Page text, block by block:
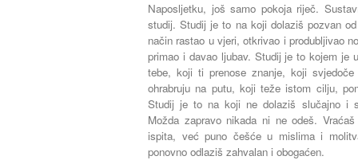
Naposljetku, još samo pokoja riječ.
studij. Studij je to na koji dolaziš pozvan
način rastao u vjeri, otkrivao i produbljivao
primao i davao ljubav. Studij je to kojem je
tebe, koji ti prenose znanje, koji
ohrabruju na putu, koji teže istom cilju,
Studij je to na koji ne dolaziš slučajno i
Možda zapravo nikada ni ne odeš.
ispita, već puno češće u mislima i
ponovno odlaziš zahvalan i obogaćen.